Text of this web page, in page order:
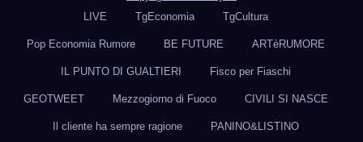
LIVE
TgEconomia TgCultura
Pop Economia Rumore BE FUTURE ARTèRUMORE
IL PUNTO DI GUALTIERI Fisco per Fiaschi
GEOTWEET Mezzogiorno di Fuoco CIVILI SI NASCE
Il cliente ha sempre ragione PANINO&LISTINO